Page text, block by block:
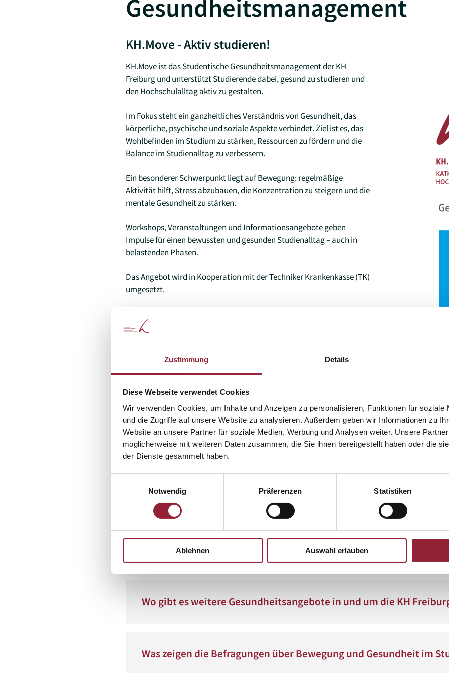
Zustimmung Details
Diese Webseite verwendet Cookies
Wir verwenden Cookies, um Inhalte und Anzeigen zu personalisieren, Funktionen für soziale
und die Zugriffe auf unsere Website zu analysieren. Außerdem geben wir Informationen zu
Website an unsere Partner für soziale Medien, Werbung und Analysen weiter. Unsere
möglicherweise mit weiteren Daten zusammen, die Sie ihnen bereitgestellt haben oder die
der Dienste gesammelt haben.
Notwendig
Präferenzen Statistiken
Ablehnen Auswahl erlauben
Gesundheitsmanagement
KH.Move - Aktiv studieren!
KH.Move ist das Studentische Gesundheitsmanagement der KH
Freiburg und unterstützt Studierende dabei, gesund zu studieren und
den Hochschulalltag aktiv zu gestalten.
Im Fokus steht ein ganzheitliches Verständnis von Gesundheit, das
körperliche, psychische und soziale Aspekte verbindet. Ziel ist es, das
Wohlbefinden im Studium zu stärken, Ressourcen zu fördern und die
Balance im Studienalltag zu verbessern.
Ein besonderer Schwerpunkt liegt auf Bewegung: regelmäßige
Aktivität hilft, Stress abzubauen, die Konzentration zu steigern und die
mentale Gesundheit zu stärken.
Workshops, Veranstaltungen und Informationsangebote geben
Impulse für einen bewussten und gesunden Studienalltag – auch in
belastenden Phasen.
Das Angebot wird in Kooperation mit der Techniker Krankenkasse (TK)
umgesetzt.
Wer steckt hinter KH.Move?
Was steckt hinter KH.Move?
Stadtradeln 2026 - Jetzt Kilometer fürs Team sammeln
Snacktivity - Bereit für mehr Bewegung?
Wo gibt es weitere Gesundheitsangebote in und um die KH
Was zeigen die Befragungen über Bewegung und Gesundheit im